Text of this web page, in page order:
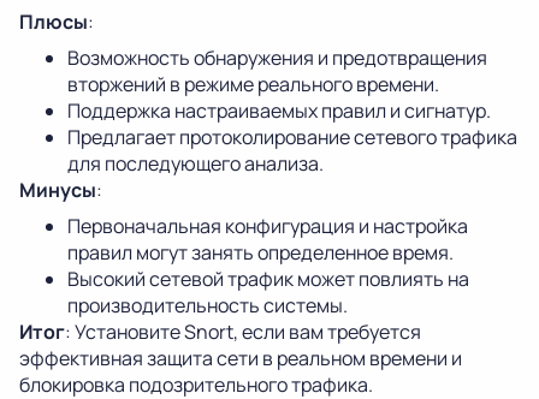
Плюсы:
Возможность обнаружения и предотвращения
вторжений в режиме реального времени.
Поддержка настраиваемых правил и сигнатур.
Предлагает протоколирование сетевого трафика
для последующего анализа.
Минусы:
Первоначальная конфигурация и настройка
правил могут занять определенное время.
Высокий сетевой трафик может повлиять на
производительность системы.
Итог: Установите Snort, если вам требуется
эффективная защита сети в реальном времени и
блокировка подозрительного трафика.